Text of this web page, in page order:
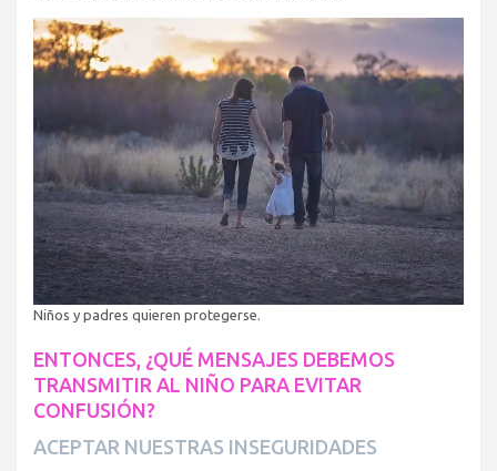
Niños y padres quieren protegerse.
ENTONCES, ¿QUÉ MENSAJES DEBEMOS
TRANSMITIR AL NIÑO PARA EVITAR
CONFUSIÓN?
ACEPTAR NUESTRAS INSEGURIDADES